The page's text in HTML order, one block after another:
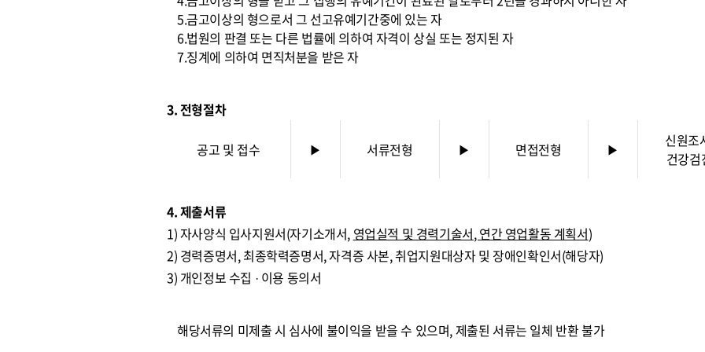
5.금고이상의 형으로서 그 선고유예기간중에 있는 자
6.법원의 판결 또는 다른 법률에 의하여 자격이 상실 또는 정지된 자
7.징계에 의하여 면직처분을 받은 자
3. 전형절차
공고 및 접수 ▶ 서류전형 ▶ 면접전형 ▶
신원조
건강검
4. 제출서류
1) 자사양식 입사지원서(자기소개서, 영업실적 및 경력기술서,연간 영업활동 계획서)
2) 경력증명서, 최종학력증명서, 자격증 사본, 취업지원대상자 및 장애인확인서(해당자)
3) 개인정보 수집 · 이용 동의서
해당서류의 미제출 시 심사에 불이익을 받을 수 있으며, 제출된 서류는 일체 반환 불가